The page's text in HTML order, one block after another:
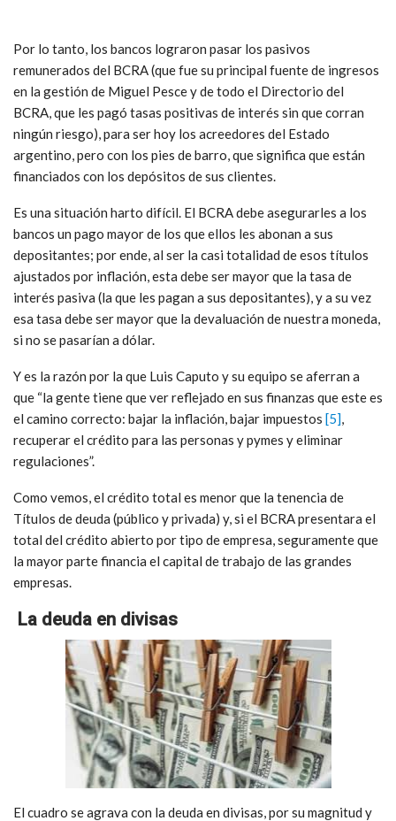
Por lo tanto, los bancos lograron pasar los pasivos
remunerados del BCRA (que fue su principal fuente de ingresos
en la gestión de Miguel Pesce y de todo el Directorio del
BCRA, que les pagó tasas positivas de interés sin que corran
ningún riesgo), para ser hoy los acreedores del Estado
argentino, pero con los pies de barro, que significa que están
financiados con los depósitos de sus clientes.
Es una situación harto difícil. El BCRA debe asegurarles a los
bancos un pago mayor de los que ellos les abonan a sus
depositantes; por ende, al ser la casi totalidad de esos títulos
ajustados por inflación, esta debe ser mayor que la tasa de
interés pasiva (la que les pagan a sus depositantes), y a su vez
esa tasa debe ser mayor que la devaluación de nuestra moneda,
si no se pasarían a dólar.
Y es la razón por la que Luis Caputo y su equipo se aferran a
que “la gente tiene que ver reflejado en sus finanzas que este es
el camino correcto: bajar la inflación, bajar impuestos [5]
recuperar el crédito para las personas y pymes y eliminar
regulaciones”.
Como vemos, el crédito total es menor que la tenencia de
Títulos de deuda (público y privada) y, si el BCRA presentara el
total del crédito abierto por tipo de empresa, seguramente que
la mayor parte financia el capital de trabajo de las grandes
empresas.
La deuda en divisas
El cuadro se agrava con la deuda en divisas, por su magnitud y